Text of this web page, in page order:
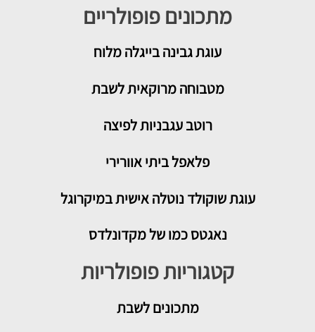
מתכונים פופולריים
עוגת גבינה בייגלה מלוח
מטבוחה מרוקאית לשבת
רוטב עגבניות לפיצה
פלאפל ביתי אוורירי
עוגת שוקולד נוטלה אישית במיקרוגל
נאגטס כמו של מקדונלדס
קטגוריות פופולריות
מתכוניםלשבת